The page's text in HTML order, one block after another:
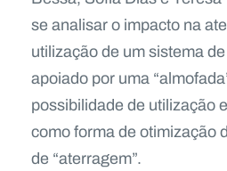
se analisar o impacto na
utilização de um sistema
apoiado por uma
possibilidade de utilização
como forma de otimização
de “aterragem”.